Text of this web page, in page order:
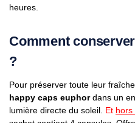
heures.
Comment
?
Pour préserver toute leur
happy caps euphordans un
lumière directe du soleil. Et hors